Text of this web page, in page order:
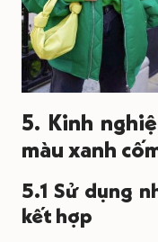
5. Kinh
màu xanh
5.1 Sử dụng
kết hợp